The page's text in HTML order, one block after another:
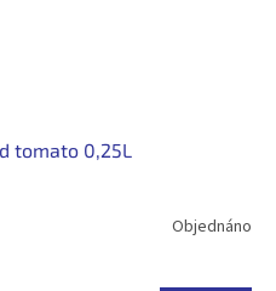
tomato 0,25L
Objednáno